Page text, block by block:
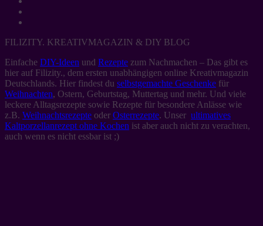
FILIZITY. KREATIVMAGAZIN & DIY BLOG
Einfache DIY-Ideen und Rezepte zum Nachmachen – Das gibt es
hier auf Filizity., dem ersten unabhängigen online Kreativmagazin
Deutschlands. Hier findest du selbstgemachte Geschenke für
Weihnachten, Ostern, Geburtstag, Muttertag und mehr. Und viele
leckere Alltagsrezepte sowie Rezepte für besondere Anlässe wie
z.B. Weihnachtsrezepte oder Osterrezepte. Unser ultimatives
Kaltporzellanrezept ohne Kochen ist aber auch nicht zu verachten,
auch wenn es nicht essbar ist ;)